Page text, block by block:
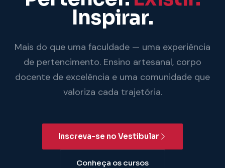
Inspirar.
Mais do que uma faculdade — uma experiência
de pertencimento. Ensino artesanal, corpo
docente de excelência e uma comunidade que
valoriza cada trajetória.
Inscreva-se no Vestibular
Conheça os cursos